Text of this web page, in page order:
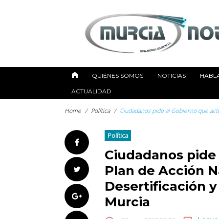
QUIÉNES SOMOS NOTICIAS
ACTUALIDAD
Home / Política / Ciudadanos pide al Gobierno que
Facebook
Twitter
Google+
Política
Ciudadanos
Plan de Acción
Desertificación
Murcia